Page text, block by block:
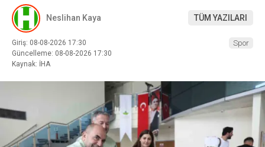
Neslihan Kaya TÜM YAZILARI
Giriş: 08-08-2026 17:30
Güncelleme: 08-08-2026 17:30
Kaynak: İHA
Spor